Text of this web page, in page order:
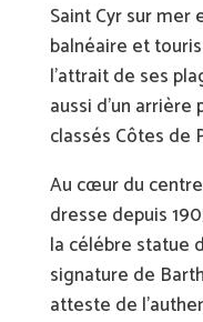
Saint Cyr sur
balnéaire et
l’attrait de ses
aussi d’un
classés Côtes de
Au cœur du
dresse depuis
la célébre statue
signature de
atteste de